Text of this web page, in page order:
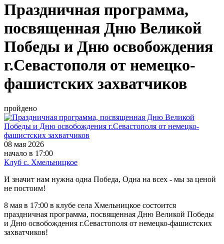
Праздничная программа,
посвященная Дню Великой
Победы и Дню освобождения
г.Севастополя от немецко-
фашистских захватчиков
пройдено
08 мая 2026
начало в 17:00
Клуб с. Хмельницкое
И значит нам нужна одна Победа, Одна на всех - мы за ценой
не постоим!
8 мая в 17:00 в клубе села Хмельницкое состоится
праздничная программа, посвященная Дню Великой Победы
и Дню освобождения г.Севастополя от немецко-фашистских
захватчиков!